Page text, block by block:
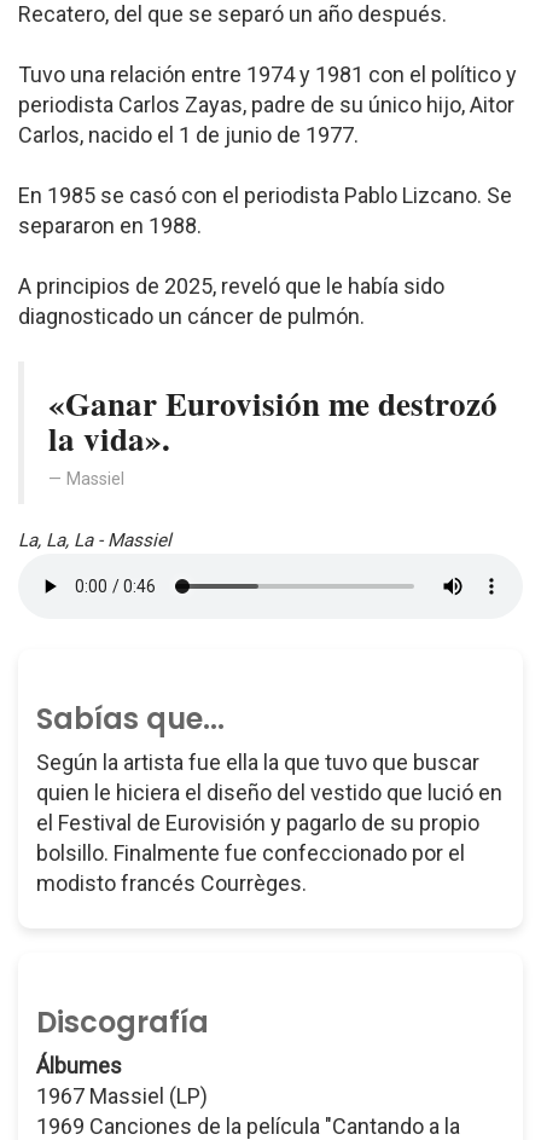
Recatero, del que se separó un año después.
Tuvo una relación entre 1974 y 1981 con el político y
periodista Carlos Zayas, padre de su único hijo, Aitor
Carlos, nacido el 1 de junio de 1977.
En 1985 se casó con el periodista Pablo Lizcano. Se
separaron en 1988.
A principios de 2025, reveló que le había sido
diagnosticado un cáncer de pulmón.
«Ganar Eurovisión me destrozó
la vida».
Massiel
La, La, La - Massiel
Sabías que...
Según la artista fue ella la que tuvo que buscar
quien le hiciera el diseño del vestido que lució en
el Festival de Eurovisión y pagarlo de su propio
bolsillo. Finalmente fue confeccionado por el
modisto francés Courrèges.
Discografía
Álbumes
1967 Massiel (LP)
1969 Canciones de la película "Cantando a la